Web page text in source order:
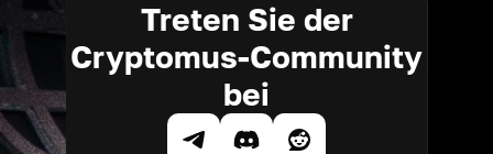
Treten Sie der
Cryptomus-Community
bei